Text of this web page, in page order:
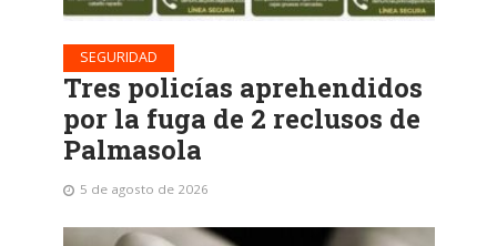
SEGURIDAD
Tres policías aprehendidos
por la fuga de 2 reclusos de
Palmasola
5 de agosto de 2026